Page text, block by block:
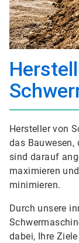
Hersteller von
das Bauwesen,
sind darauf
maximieren
minimieren.
Durch unsere
dabei, Ihre